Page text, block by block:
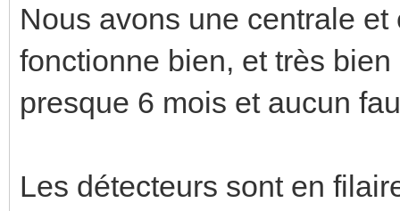
Nous avons une centrale
fonctionne bien, et très
presque 6 mois et aucun
Les détecteurs sont en